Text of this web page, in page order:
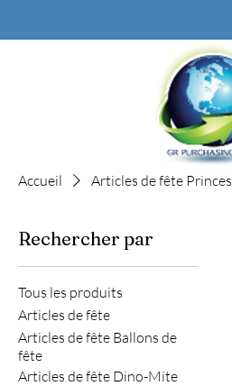
Accueil Articles de fête
Rechercher par
Tous les produits
Articles de fête
Articles de fête Ballons de
fête
Articles de fête Dino-Mite